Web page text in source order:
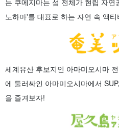
노하마'를 대표로 하는 자연 속 액
세계유산 후보지인 아마미오시마
에 둘러싸인 아마미오시마에서
을 즐겨보자!